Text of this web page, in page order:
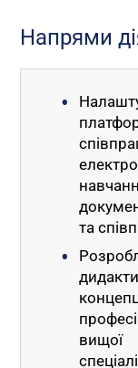
Напрями
та
вищої